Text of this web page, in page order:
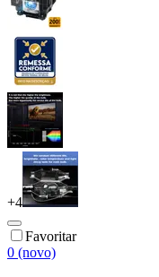
+4
Favoritar
0 (novo)